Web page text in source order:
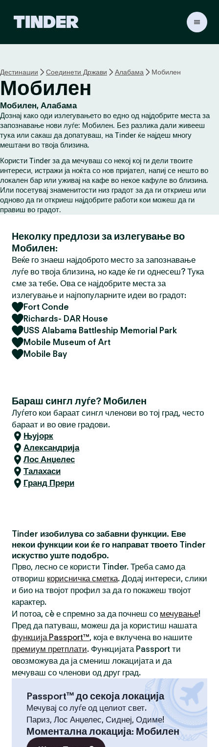
r
H
o
e
Дестинации Соединети Држави Алабама Мобилен
Мобилен
Мобилен, Алабама
Дознај како оди излегувањето во едно од најдобрите места за
запознавање нови луѓе: Мобилен. Без разлика дали живееш
тука или сакаш да допатуваш, на Tinder ќе најдеш многу
мештани во твоја близина.
Користи Tinder за да мечуваш со некој кој ги дели твоите
интереси, истражи ја ноќта со нов пријател, напиј се нешто во
локален бар или уживај на кафе во некое кафуле во близина.
Или посетувај знаменитости низ градот за да ги откриеш или
одново да ги откриеш најдобрите работи кои можеш да ги
правиш во градот.
Неколку предлози за излегување во
Мобилен:
Веќе го знаеш најдоброто место за запознавање
луѓе во твоја близина, но каде ќе ги однесеш? Тука
сме за тебе. Ова се најдобрите места за
излегување и најпопуларните идеи во градот:
Fort Conde
Richards- DAR House
USS Alabama Battleship Memorial Park
Mobile Museum of Art
Mobile Bay
Бараш сингл луѓе? Мобилен
Луѓето кои бараат сингл членови во тој град, често
бараат и во овие градови.
Њујорк
Александрија
Лос Анџелес
Талахаси
Гранд Прери
Tinder изобилува со забавни функции. Еве
некои функции кои ќе го направат твоето Tinder
искуство уште подобро.
Прво, лесно се користи Tinder. Треба само да
отвориш корисничка сметка. Додај интереси, слики
и био на твојот профил за да го покажеш твојот
карактер.
И потоа, сè е спремно за да почнеш со мечување!
Пред да патуваш, можеш да ја користиш нашата
функција Passport™, која е вклучена во нашите
премиум претплати. Функцијата Passport ти
овозможува да ја смениш локацијата и да
мечуваш со членови од друг град.
Passport™ до секоја локација
Мечувај со луѓе од целиот свет.
Париз, Лос Анџелес, Сиднеј, Одиме!
Моментална локација: Мобилен